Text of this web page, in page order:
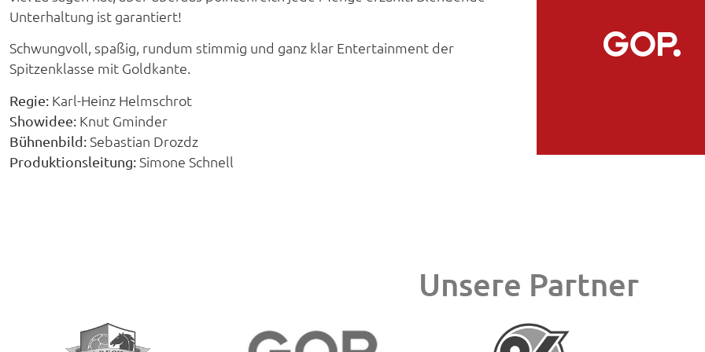
Unterhaltung ist garantiert!
Schwungvoll, spaßig, rundum stimmig und ganz klar Entertainment der
Spitzenklasse mit Goldkante.
Regie: Karl-Heinz Helmschrot
Showidee: Knut Gminder
Bühnenbild:Sebastian Drozdz
Produktionsleitung:Simone Schnell
Unsere Partner